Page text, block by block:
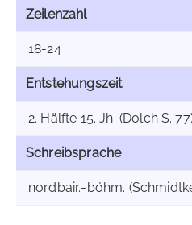
Zeilenzahl
18-24
Entstehungszeit
2. Hälfte 15. Jh. (Dolch S.
Schreibsprache
nordbair.-böhm.